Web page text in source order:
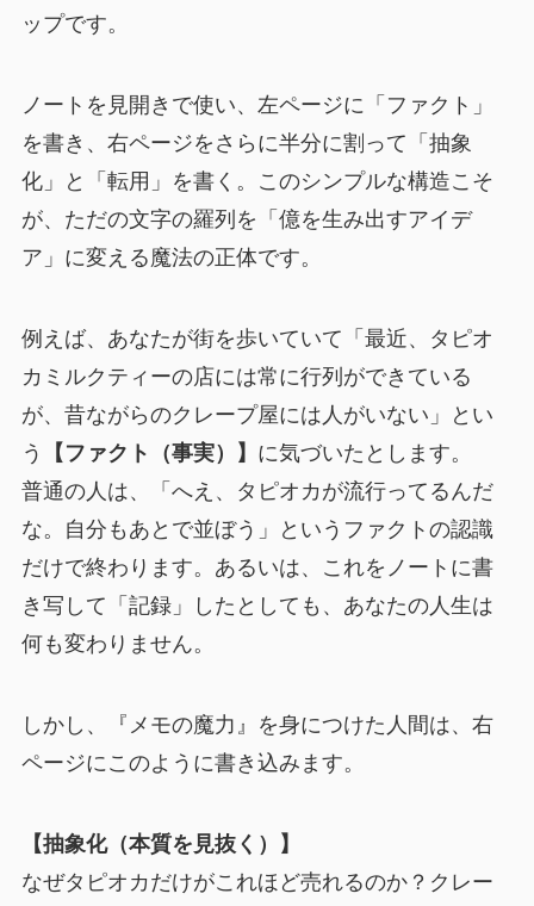
ップです。
ノートを見開きで使い、左ページに「ファクト」
を書き、右ページをさらに半分に割って「抽象
化」と「転用」を書く。このシンプルな構造こそ
が、ただの文字の羅列を「億を生み出すアイデ
ア」に変える魔法の正体です。
例えば、あなたが街を歩いていて「最近、タピオ
カミルクティーの店には常に行列ができている
が、昔ながらのクレープ屋には人がいない」とい
う
【ファクト（事実）】 に気づいたとします。
普通の人は、「へえ、タピオカが流行ってるんだ
な。自分もあとで並ぼう」というファクトの認識
だけで終わります。あるいは、これをノートに書
き写して「記録」したとしても、あなたの人生は
何も変わりません。
しかし、『メモの魔力』を身につけた人間は、右
ページにこのように書き込みます。
【抽象化（本質を見抜く）】
なぜタピオカだけがこれほど売れるのか？クレー